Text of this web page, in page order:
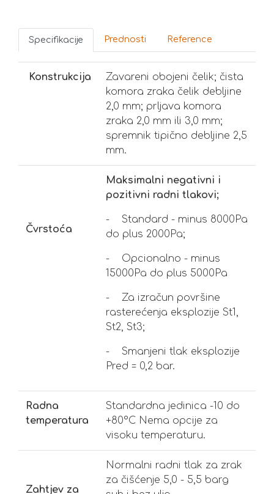
Specifikacije Prednosti Reference
Konstrukcija
Zavareni obojeni čelik; čista
komora zraka čelik debljine
2,0 mm; prljava komora
zraka 2,0 mm ili 3,0 mm;
spremnik tipično debljine 2,5
mm.
Čvrstoća
Maksimalni negativni i
pozitivni radni tlakovi;
- Standard - minus 8000Pa
do plus 2000Pa;
- Opcionalno - minus
15000Pa do plus 5000Pa
- Za izračun površine
rasterećenja eksplozije St1,
St2, St3;
- Smanjeni tlak eksplozije
Pred = 0,2 bar.
Radna
temperatura
Standardna jedinica -10 do
+80°C Nema opcije za
visoku temperaturu.
Zahtjev za
Normalni radni tlak za zrak
za čišćenje 5,0 - 5,5 barg